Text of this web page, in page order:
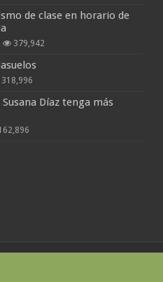
de clase en horario de
379,942
318,996
Díaz tenga más